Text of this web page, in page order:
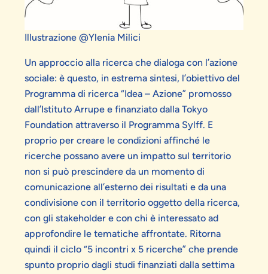
Illustrazione @Ylenia Milici
Un approccio alla ricerca che dialoga con l’azione
sociale: è questo, in estrema sintesi, l’obiettivo del
Programma di ricerca “Idea – Azione” promosso
dall’Istituto Arrupe e finanziato dalla Tokyo
Foundation attraverso il Programma Sylff. E
proprio per creare le condizioni affinché le
ricerche possano avere un impatto sul territorio
non si può prescindere da un momento di
comunicazione all’esterno dei risultati e da una
condivisione con il territorio oggetto della ricerca,
con gli stakeholder e con chi è interessato ad
approfondire le tematiche affrontate. Ritorna
quindi il ciclo “5 incontri x 5 ricerche” che prende
spunto proprio dagli studi finanziati dalla settima